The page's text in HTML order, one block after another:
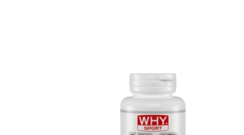
HMB 3000 - 90 cpr